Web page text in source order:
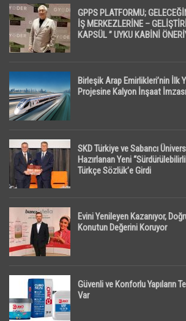
GPPS PLATFORMU;
İŞ MERKEZLERİNE –
KAPSÜL ” UYKU KABİNİ
Birleşik Arap Emirlikleri’nin İlk
Projesine Kalyon İnşaat İmzası
SKD Türkiye ve Sabancı
Hazırlanan Yeni
Türkçe Sözlük’e Girdi
Evini Yenileyen Kazanıyor,
Konutun Değerini Koruyor
Güvenli ve Konforlu Yapıların
Var